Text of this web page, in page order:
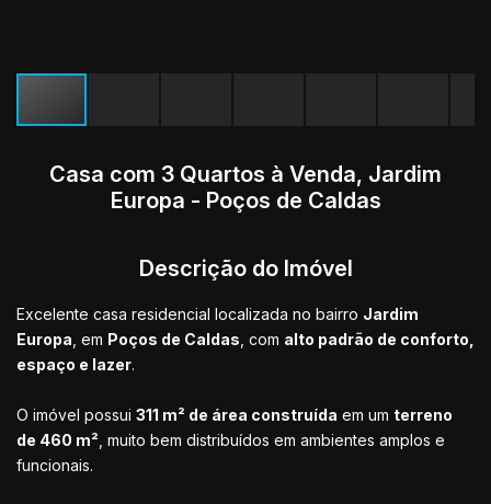
Casa com 3 Quartos à Venda, Jardim
Europa - Poços de Caldas
Descrição do Imóvel
Excelente casa residencial localizada no bairro Jardim
Europa , em Poços de Caldas , com alto padrão de conforto,
espaço e lazer.
O imóvel possui 311 m² de área construída em um terreno
de 460 m² , muito bem distribuídos em ambientes amplos e
funcionais.